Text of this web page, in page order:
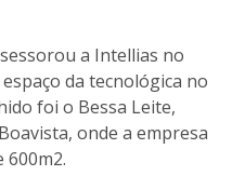
a Intellias no
da tecnológica no
foi o Bessa Leite,
onde a empresa
600m2.